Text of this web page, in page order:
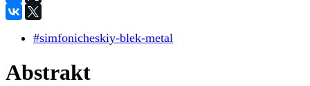
#simfonicheskiy-blek-metal
Abstrakt